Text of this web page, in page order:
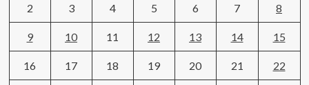
2 3 4 5 6 7 8
9 10 11 12 13 14 15
16 17 18 19 20 21 22